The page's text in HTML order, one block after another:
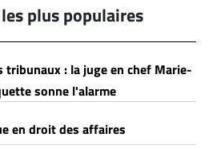
plus populaires
tribunaux : la juge en chef Marie-
sonne l'alarme
en droit des affaires